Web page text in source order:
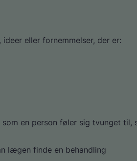
eller fornemmelser, der er:
som en person føler sig tvunget til,
lægen finde en behandling